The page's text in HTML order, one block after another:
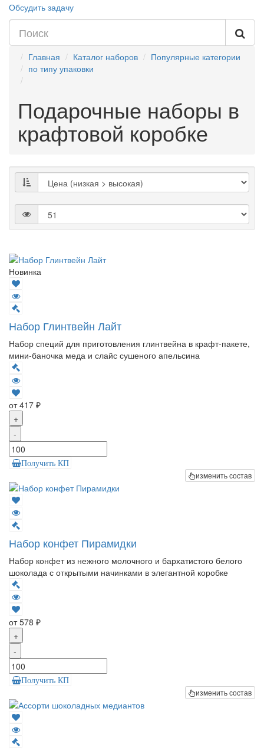
Обсудить задачу
Главная Каталог наборов
Популярные категории
по типу упаковки
Подарочные наборы в
крафтовой коробке
Новинка
Набор Глинтвейн Лайт
Набор специй для приготовления глинтвейна в крафт-пакете,
мини-баночка меда и слайс сушеного апельсина
от 417 ₽
+
-
Получить КП
изменить состав
Набор конфет Пирамидки
Набор конфет из нежного молочного и бархатистого белого
шоколада с открытыми начинками в элегантной коробке
от 578 ₽
+
-
Получить КП
изменить состав